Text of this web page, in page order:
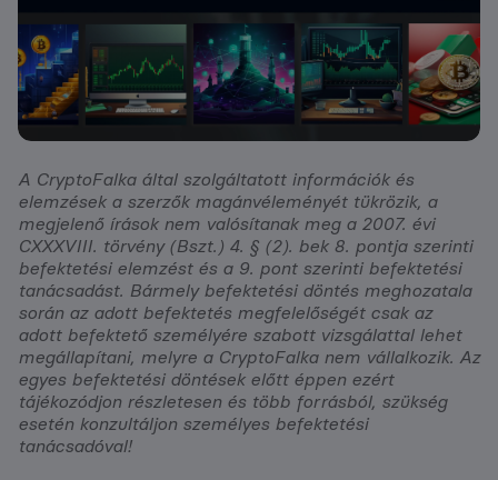
A CryptoFalka által szolgáltatott információk és
elemzések a szerzők magánvéleményét tükrözik, a
megjelenő írások nem valósítanak meg a 2007. évi
CXXXVIII. törvény (Bszt.) 4. § (2). bek 8. pontja szerinti
befektetési elemzést és a 9. pont szerinti befektetési
tanácsadást. Bármely befektetési döntés meghozatala
során az adott befektetés megfelelőségét csak az
adott befektető személyére szabott vizsgálattal lehet
megállapítani, melyre a CryptoFalka nem vállalkozik. Az
egyes befektetési döntések előtt éppen ezért
tájékozódjon részletesen és több forrásból, szükség
esetén konzultáljon személyes befektetési
tanácsadóval!